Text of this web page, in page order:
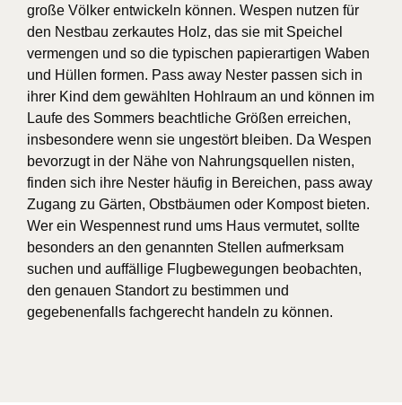
große Völker entwickeln können. Wespen nutzen für
den Nestbau zerkautes Holz, das sie mit Speichel
vermengen und so die typischen papierartigen Waben
und Hüllen formen. Pass away Nester passen sich in
ihrer Kind dem gewählten Hohlraum an und können im
Laufe des Sommers beachtliche Größen erreichen,
insbesondere wenn sie ungestört bleiben. Da Wespen
bevorzugt in der Nähe von Nahrungsquellen nisten,
finden sich ihre Nester häufig in Bereichen, pass away
Zugang zu Gärten, Obstbäumen oder Kompost bieten.
Wer ein Wespennest rund ums Haus vermutet, sollte
besonders an den genannten Stellen aufmerksam
suchen und auffällige Flugbewegungen beobachten,
den genauen Standort zu bestimmen und
gegebenenfalls fachgerecht handeln zu können.